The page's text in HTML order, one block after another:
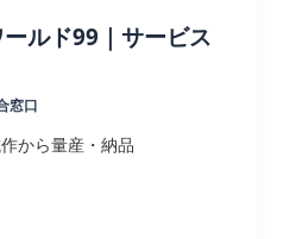
ールド99｜サービス
窓口
から量産・納品